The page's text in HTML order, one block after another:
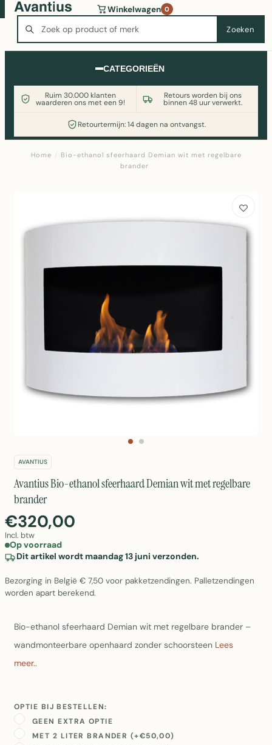
Zoeken
Winkelwagen 0
CATEGORIEËN
Ruim 30.000 klanten
waarderen ons met een 9!
Retours worden bij ons
binnen 48 uur verwerkt.
Retourtermijn: 14 dagen na ontvangst.
Wasmachine of koelkast nodig? Vergelijk alle prijzen op
Witgoedaanbod.nl
Home / Bio-ethanol sfeerhaard Demian wit met regelbare
brander
AVANTIUS
Avantius Bio-ethanol sfeerhaard Demian wit met regelbare
brander
€320,00
Incl. btw
Op voorraad
Dit artikel wordt maandag 13 juni verzonden.
Bezorging in België € 7,50 voor pakketzendingen. Palletzendingen
worden apart berekend.
Bio-ethanol sfeerhaard Demian wit met regelbare brander –
wandmonteerbare openhaard zonder schoorsteen Lees
meer..
OPTIE BIJ BESTELLEN:
GEEN EXTRA OPTIE
MET 2 LITER BRANDER (+€50,00)